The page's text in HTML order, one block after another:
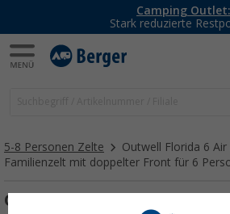
Urlaubs-SALE:
Top-Deals für dein
5-8 Personen Zelte
Outwell Florida 6
Familienzelt mit doppelter Front für 6
Outwell Florida 6 Air